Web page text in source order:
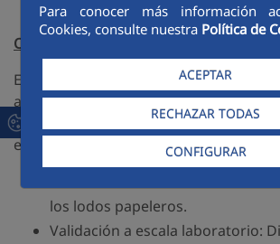
Para conocer más información
Cookies, consulte nuestra Política de
ACEPTAR
RECHAZAR TODAS
CONFIGURAR
Objetivo
Estudiar, desarrollar, y validar el marco
aplicación de lodos de papelera en la
secciones de carreteras (rellenos,
estructurales).
Estudio de los recursos
los lodos papeleros.
Validación a escala laboratorio: